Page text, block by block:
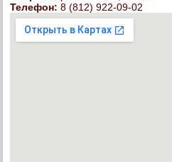
Телефон:8 (812) 922-09-02